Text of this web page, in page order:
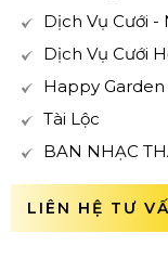
Dịch Vụ Cưới -
Dịch Vụ Cưới
Happy
Tài Lộc
BAN NHẠC
LIÊN HỆ TƯ